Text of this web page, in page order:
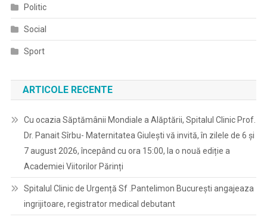
Politic
Social
Sport
ARTICOLE RECENTE
Cu ocazia Săptămânii Mondiale a Alăptării, Spitalul Clinic Prof.
Dr. Panait Sîrbu- Maternitatea Giulești vă invită, în zilele de 6 și
7 august 2026, începând cu ora 15:00, la o nouă ediție a
Academiei Viitorilor Părinți
Spitalul Clinic de Urgență Sf .Pantelimon București angajeaza
ingrijitoare, registrator medical debutant